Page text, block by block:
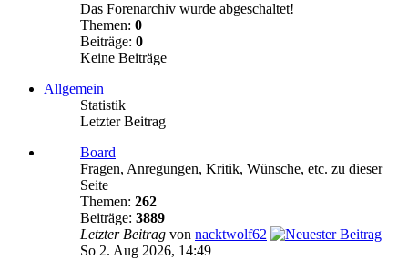
Das Forenarchiv wurde abgeschaltet!
Themen: 0
Beiträge: 0
Keine Beiträge
Allgemein
Statistik
Letzter Beitrag
Board
Fragen, Anregungen, Kritik, Wünsche, etc. zu dieser
Seite
Themen: 262
Beiträge: 3889
Letzter Beitrag von nacktwolf62
So 2. Aug 2026, 14:49